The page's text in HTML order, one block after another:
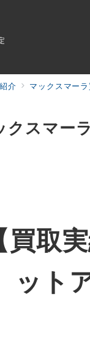
介 マックスマー
クスマー
買取
ット